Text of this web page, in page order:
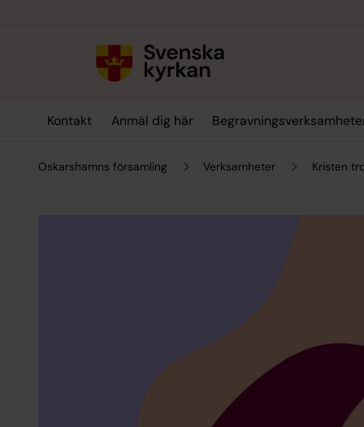
Kontakt Anmäl dig här
Oskarshamns församling Verksamheter Kristen